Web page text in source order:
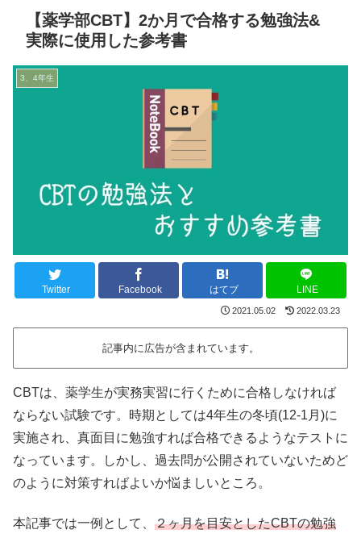
【薬学部CBT】2か月で合格する勉強法&
実際に使用した参考書
3、4年生
Twitter Facebook はてブ LINE
2021.05.02 2022.03.23
記事内に広告が含まれています。
CBTは、薬学生が実務実習に行くために合格しなければ
ならない試験です。時期としては4年生の冬頃(12-1月)に
実施され、真面目に勉強すれば合格できるようなテストに
なっています。しかし、過去問が公開されていないためど
のように対策すればよいか悩ましいところ。
本記事では一例として、 ２ヶ月を目安としたCBTの勉強